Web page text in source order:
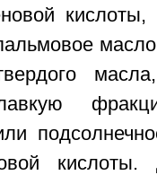
кислоты.